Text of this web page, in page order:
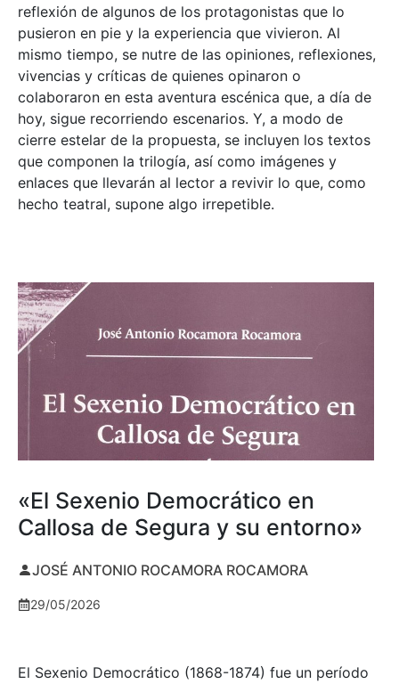
reflexión de algunos de los protagonistas que lo
pusieron en pie y la experiencia que vivieron. Al
mismo tiempo, se nutre de las opiniones, reflexiones,
vivencias y críticas de quienes opinaron o
colaboraron en esta aventura escénica que, a día de
hoy, sigue recorriendo escenarios. Y, a modo de
cierre estelar de la propuesta, se incluyen los textos
que componen la trilogía, así como imágenes y
enlaces que llevarán al lector a revivir lo que, como
hecho teatral, supone algo irrepetible.
«El Sexenio Democrático en
Callosa de Segura y su entorno»
JOSÉ ANTONIO ROCAMORA ROCAMORA
29/05/2026
El Sexenio Democrático (1868-1874) fue un período